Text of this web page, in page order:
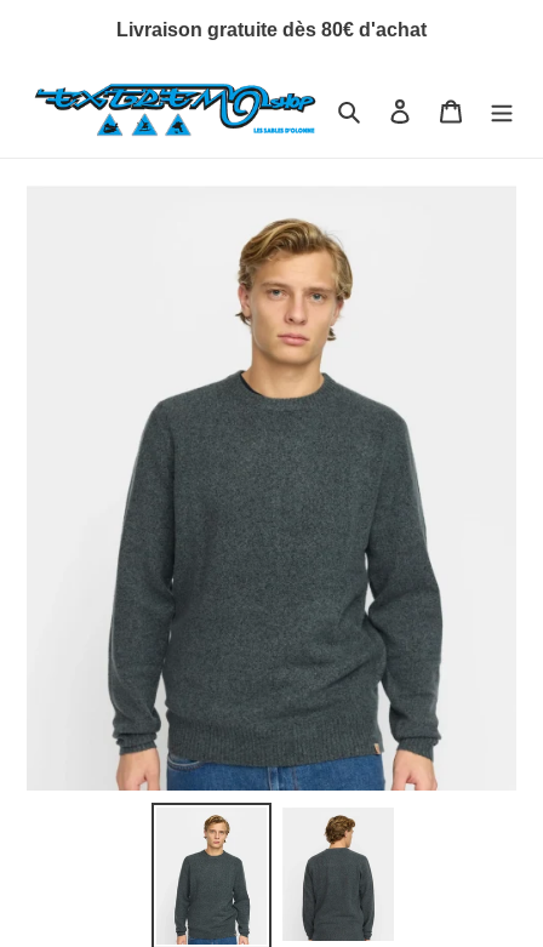
Livraison gratuite dès 80€ d'achat
RechercherSe connecter
Panier